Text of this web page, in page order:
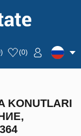
) (0)
KONUTLARI